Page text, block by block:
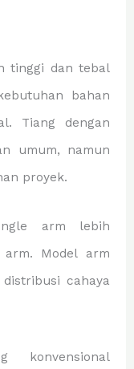
tinggi dan tebal
bahan
Tiang dengan
umum, namun
proyek.
arm lebih
arm. Model arm
cahaya
konvensional